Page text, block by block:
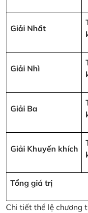
Giải Nhất
Giải Nhì
Giải Ba
Giải Khuyến khích
Tổng giá trị
Chi tiết thể lệ chương